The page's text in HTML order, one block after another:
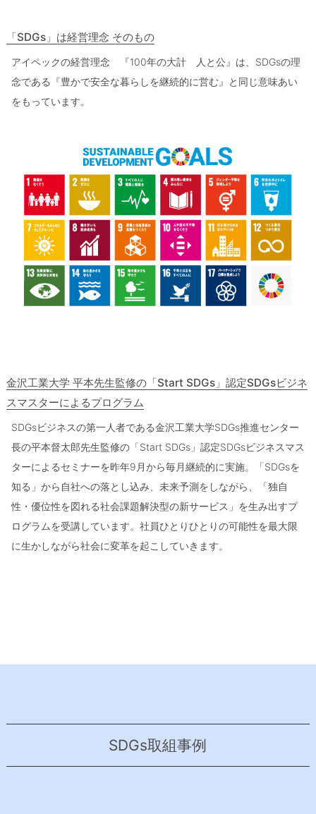
「SDGs」は経営理念 そのもの
アイペックの経営理念 『100年の大計 人と公』は、SDGsの理
念である『豊かで安全な暮らしを継続的に営む』と同じ意味あい
をもっています。
金沢工業大学 平本先生監修の「Start SDGs」認定SDGsビジネ
スマスターによるプログラム
SDGsビジネスの第一人者である金沢工業大学SDGs推進センター
長の平本督太郎先生監修の「Start SDGs」認定SDGsビジネスマス
ターによるセミナーを昨年9月から毎月継続的に実施。「SDGsを
知る」から自社への落とし込み、未来予測をしながら、「独自
性・優位性を図れる社会課題解決型の新サービス」を生み出すプ
ログラムを受講しています。社員ひとりひとりの可能性を最大限
に生かしながら社会に変革を起こしていきます。
SDGs取組事例